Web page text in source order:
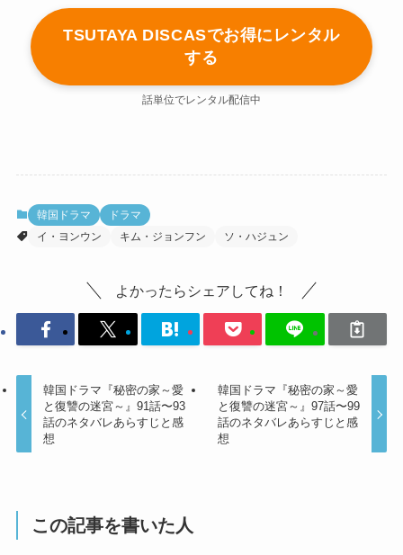
TSUTAYA DISCASでお得にレンタル
する
話単位でレンタル配信中
韓国ドラマ
ドラマ
イ・ヨンウン
キム・ジョンフン ソ・ハジュン
よかったらシェアしてね！
韓国ドラマ『秘密の家～愛
と復讐の迷宮～』91話〜93
話のネタバレあらすじと感
想
韓国ドラマ『秘密の家～愛
と復讐の迷宮～』97話〜99
話のネタバレあらすじと感
想
この記事を書いた人